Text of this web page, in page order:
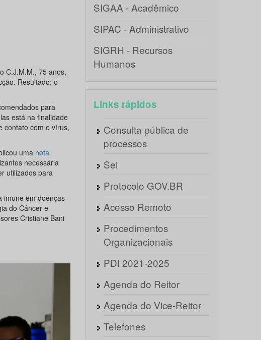
C.J.M.M., 75 anos,
Resultado: o
para
está na finalidade
contato com o vírus,
uma nota
necessária
utilizados para
imune em doenças
do Câncer e
Cristiane Bani
SIGAA - Acadêmico
SIPAC - Administrativo
SIGRH - Recursos
Humanos
Links rápidos
Consulta pública de
processos
Sei
Protocolo GOV.BR
Acesso Remoto
Procedimentos
Organizacionais
PDI 2021-2025
Agenda do Reitor
Agenda do Vice-Reitor
Telefones